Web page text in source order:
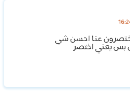
عنا احسن شي
بس يعني اختصر